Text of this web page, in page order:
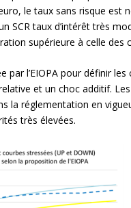
le taux sans risque est
SCR taux d’intérêt très
supérieure à celle des
par l’EIOPA pour définir
et un choc additif.
la réglementation en
très élevées.